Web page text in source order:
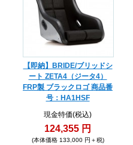
【即納】BRIDE/ブリッドシ
ート ZETA4（ジータ4）
FRP製 ブラックロゴ 商品番
号：HA1HSF
現金特価(税込)
124,355 円
(本体価格 133,000 円＋税)